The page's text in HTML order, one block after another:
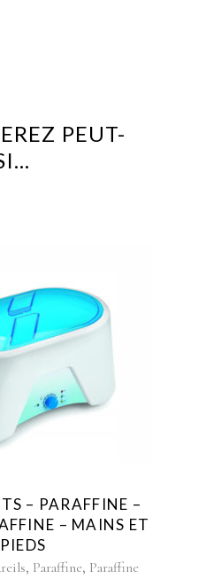
PEUT-
– PARAFFINE –
– MAINS ET
PIEDS
, Paraffine, Paraffine